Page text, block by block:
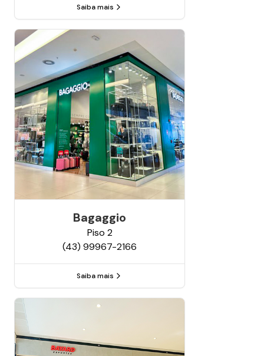
Saiba mais
Bagaggio
Piso 2
(43) 99967-2166
Saiba mais